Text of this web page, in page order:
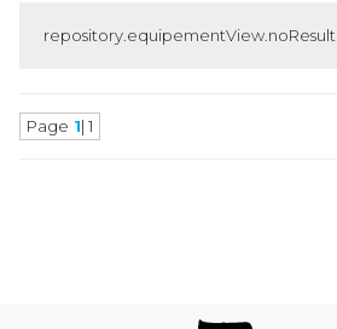
repository.equipementView.noResult
Page 1| 1